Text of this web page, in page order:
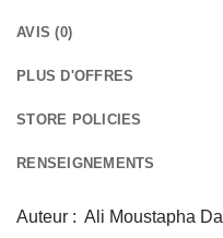
AVIS (0)
PLUS D'OFFRES
STORE POLICIES
RENSEIGNEMENTS
Auteur : Ali Moustapha